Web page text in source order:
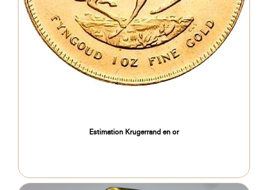
Estimation Krugerrand en or